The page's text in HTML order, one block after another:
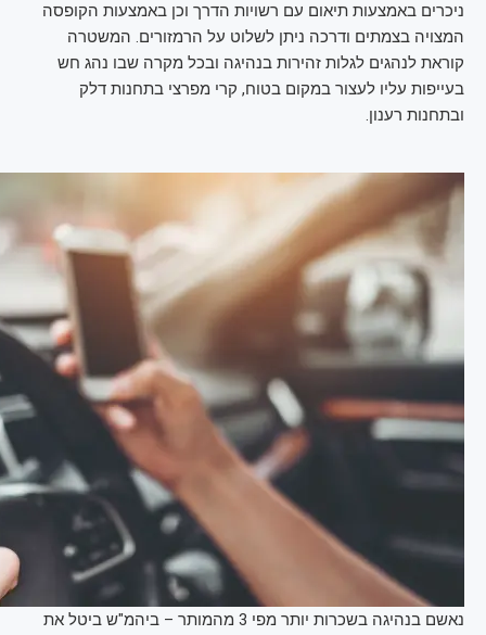
ניכרים באמצעות תיאום עם רשויות הדרך וכן באמצעות הקופסה
המצויה בצמתים ודרכה ניתן לשלוט על הרמזורים. המשטרה
קוראת לנהגים לגלות זהירות בנהיגה ובכל מקרה שבו נהג חש
בעייפות עליו לעצור במקום בטוח, קרי מפרצי בתחנות דלק
ובתחנות רענון.
נאשם בנהיגה בשכרות יותר מפי 3 מהמותר – ביהמ"ש ביטל את